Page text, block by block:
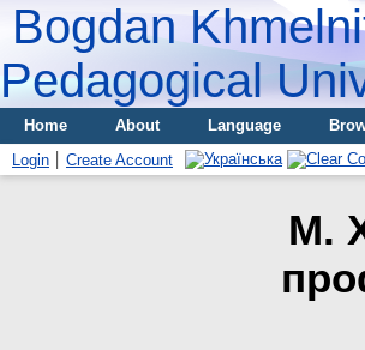
Bogdan
Pedagogical
Home About Language
Login
Create Account
М.